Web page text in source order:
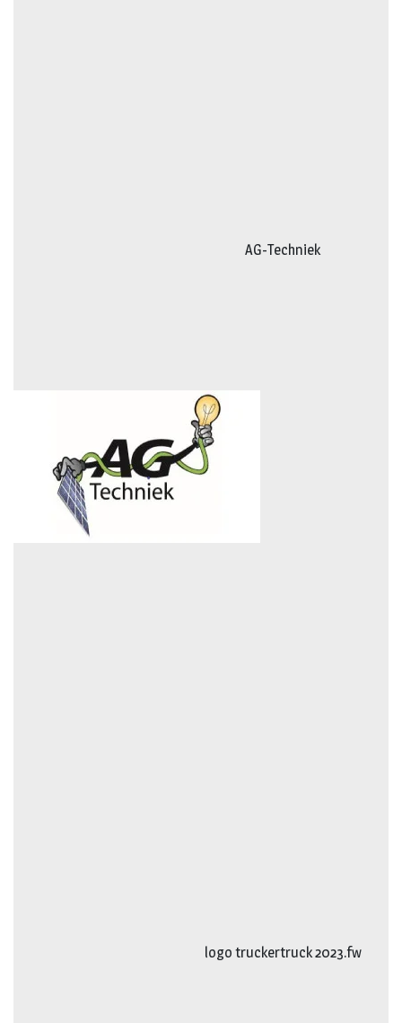
AG-Techniek
logo truckertruck 2023.fw